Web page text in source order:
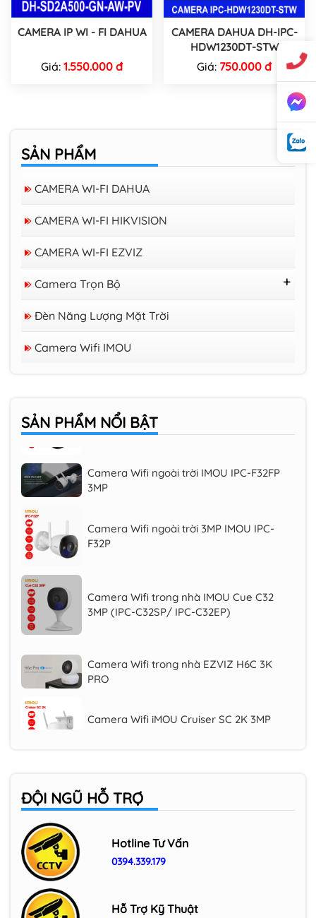
CAMERA IP WI - FI DAHUA
Giá: 1.550.000 đ
CAMERA DAHUA DH-IPC-
HDW1230DT-STW
Giá: 750.000 đ
SẢN PHẨM
CAMERA WI-FI DAHUA
CAMERA WI-FI HIKVISION
CAMERA WI-FI EZVIZ
Camera Trọn Bộ
Trọn Bộ 08 Camera
Trọn Bộ 04 Camera
Đèn Năng Lượng Mặt Trời
Camera Wifi IMOU
SẢN PHẨM NỔI BẬT
Camera Wifi trong nhà EZVIZ H6C 3K
(IPC-K7FP-3H0WE), quay quét 360 độ
3MP
F32P
3MP (IPC-C32SP/ IPC-C32EP)
PRO
(IPC-K7FP-3H0WE), quay quét 360 độ
3MP (IPC-C32SP/ IPC-C32EP)
ĐỘI NGŨ HỖ TRỢ
Hotline Tư Vấn
0394.339.179
Hỗ Trợ Kỹ Thuật